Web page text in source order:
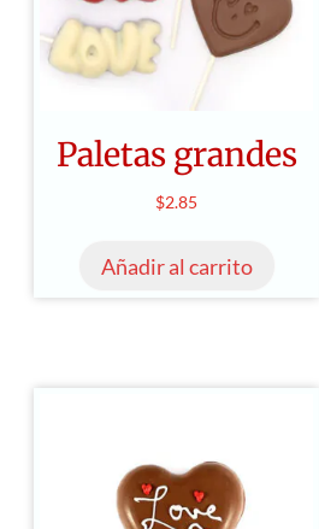
Paletas grandes
$2.85
Añadir al carrito